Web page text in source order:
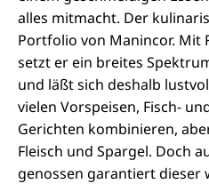
alles mitmacht. Der
Portfolio von Manincor. Mit
setzt er ein breites
und läßt sich deshalb
vielen Vorspeisen, Fisch-
Gerichten kombinieren,
Fleisch und Spargel. Doch
genossen garantiert dieser